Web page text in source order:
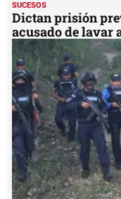
SUCESOS
Dictan prisión
acusado de lavar